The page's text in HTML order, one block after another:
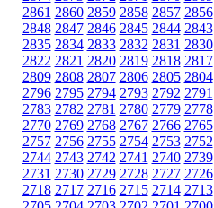
2861 2860 2859 2858 2857 2856
2848 2847 2846 2845 2844 2843
2835 2834 2833 2832 2831 2830
2822 2821 2820 2819 2818 2817
2809 2808 2807 2806 2805 2804
2796 2795 2794 2793 2792 2791
2783 2782 2781 2780 2779 2778
2770 2769 2768 2767 2766 2765
2757 2756 2755 2754 2753 2752
2744 2743 2742 2741 2740 2739
2731 2730 2729 2728 2727 2726
2718 2717 2716 2715 2714 2713